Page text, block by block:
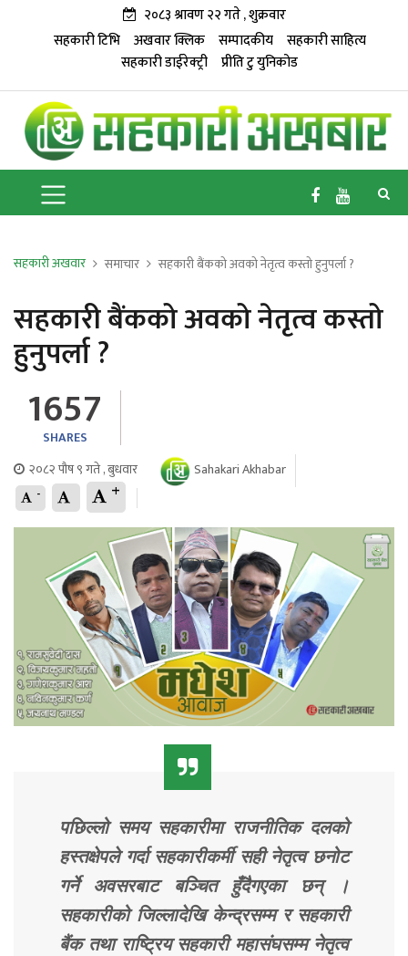
२०८३ श्रावण २२ गते , शुक्रवार
सहकारी टिभि
अखवार क्लिक सम्पादकीय
सहकारी साहित्य
सहकारी डाईरेक्ट्री प्रीति टु युनिकोड
सहकारी अखवार समाचार सहकारी बैंकको अवको नेतृत्व कस्तो हुनुपर्ला ?
सहकारी बैंकको अवको नेतृत्व कस्तो
हुनुपर्ला ?
1657
SHARES
२०८२ पौष ९ गते , बुधवार
Sahakari Akhabar
- +
पछिल्लो समय सहकारीमा राजनीतिक दलको
हस्तक्षेपले गर्दा सहकारीकर्मी सही नेतृत्व छनोट
गर्ने अवसरबाट बञ्चित हुँदैगएका छन् ।
सहकारीको जिल्लादेखि केन्द्रसम्म र सहकारी
बैंक तथा राष्ट्रिय सहकारी महासंघसम्म नेतृत्व